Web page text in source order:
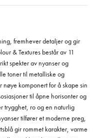
fremhever detaljer og gir
& Textures består av 11
spekter av nyanser og
toner til metalliske og
nøye komponert for å skape sin
til åpne horisonter og
trygghet, ro og en naturlig
tilfører et moderne preg,
gir rommet karakter, varme